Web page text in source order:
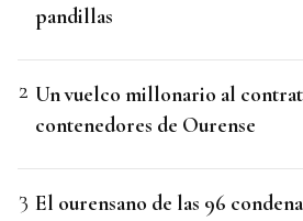
pandillas
Un vuelco millonario al
contenedores de Ourense
El ourensano de las 96